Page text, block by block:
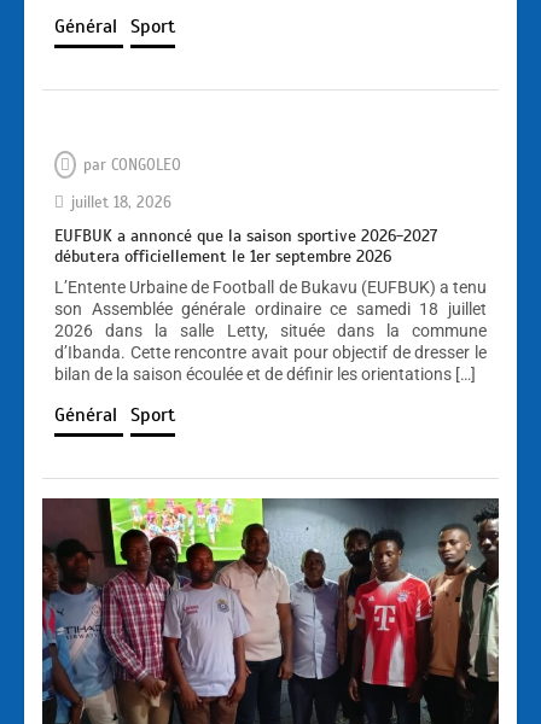
Général Sport
par CONGOLEO
juillet 18, 2026
EUFBUK a annoncé que la saison sportive 2026-2027
débutera officiellement le 1er septembre 2026
L’Entente Urbaine de Football de Bukavu (EUFBUK) a tenu
son Assemblée générale ordinaire ce samedi 18 juillet
2026 dans la salle Letty, située dans la commune
d’Ibanda. Cette rencontre avait pour objectif de dresser le
bilan de la saison écoulée et de définir les orientations […]
Général Sport